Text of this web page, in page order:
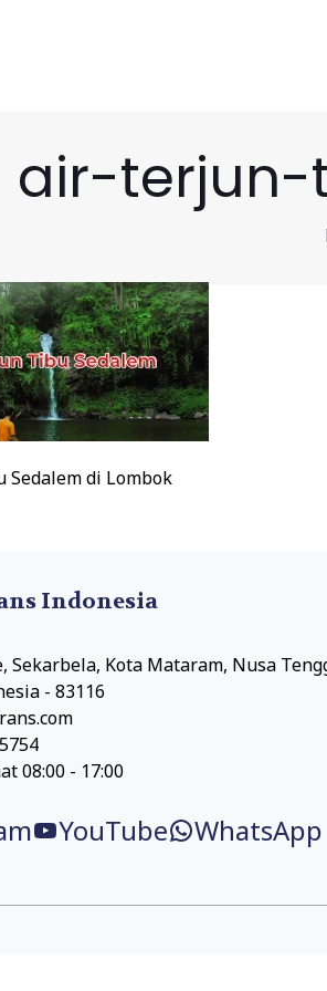
air-
di Lombok
Indonesia
Sekarbela, Kota Mataram, Nusa
- 83116
08:00 - 17:00
YouTube WhatsApp